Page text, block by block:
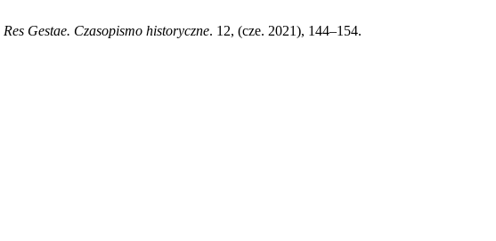
Res Gestae. Czasopismo historyczne. 12, (cze. 2021), 144–154.